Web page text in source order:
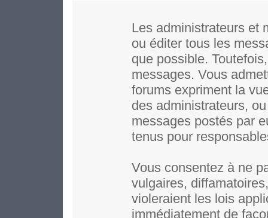
Les administrateurs et
ou éditer tous les
que possible.
messages. Vous
forums expriment la
des administrateurs,
messages postés par
tenus pour
Vous consentez à ne
vulgaires,
violeraient les lois
immédiatement de